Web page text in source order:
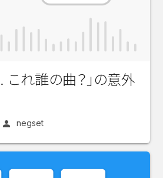
これ誰の曲？」の意外
negset